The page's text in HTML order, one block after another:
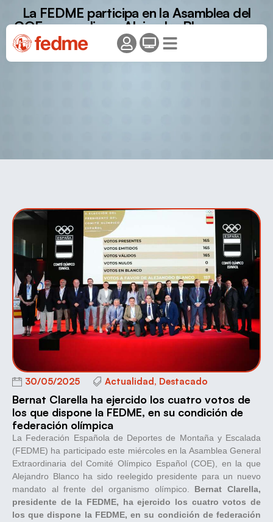
La FEDME participa en la Asamblea del
COE que reelige a Alejandro Blanco como
presidente
30/05/2025 Actualidad , Destacado
Bernat Clarella ha ejercido los cuatro votos de
los que dispone la FEDME, en su condición de
federación olímpica
La Federación Española de Deportes de Montaña y Escalada
(FEDME) ha participado este miércoles en la Asamblea General
Extraordinaria del Comité Olímpico Español (COE), en la que
Alejandro Blanco ha sido reelegido presidente para un nuevo
mandato al frente del organismo olímpico. Bernat Clarella,
presidente de la FEDME, ha ejercido los cuatro votos de
los que dispone la FEDME, en su condición de federación